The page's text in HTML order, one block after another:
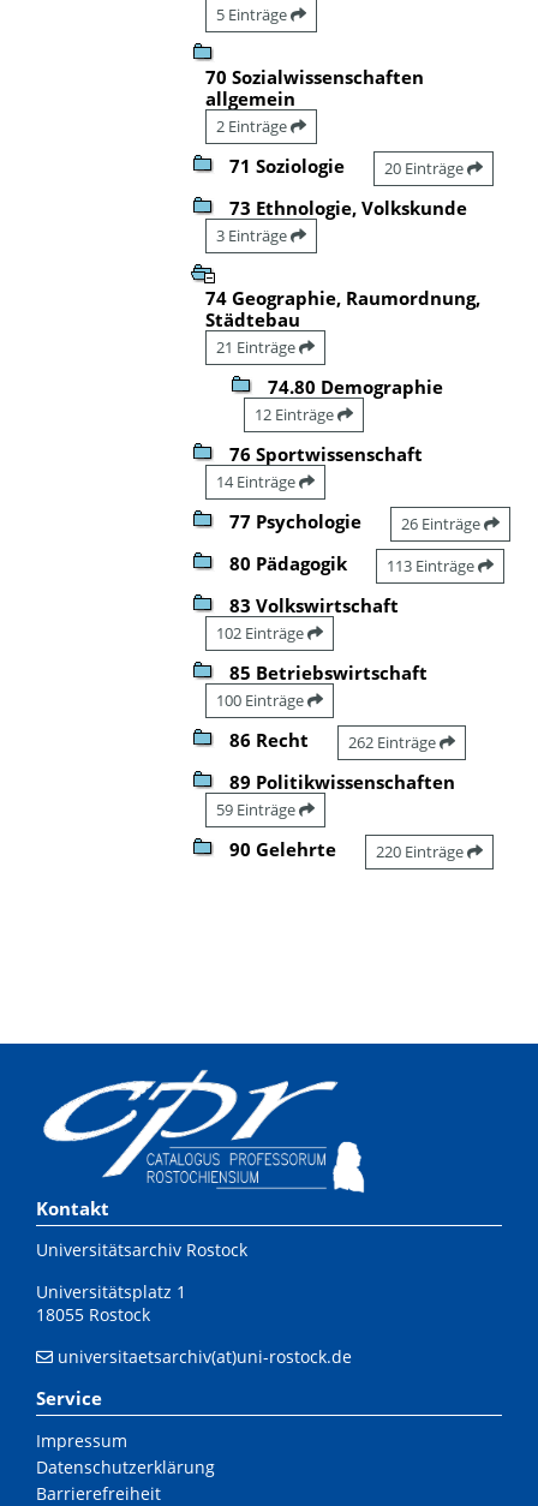
5 Einträge
70 Sozialwissenschaften
allgemein
2 Einträge
71 Soziologie 20 Einträge
73 Ethnologie, Volkskunde
3 Einträge
74 Geographie, Raumordnung,
Städtebau
21 Einträge
74.80 Demographie
12 Einträge
76 Sportwissenschaft
14 Einträge
77 Psychologie 26 Einträge
80 Pädagogik 113 Einträge
83 Volkswirtschaft
102 Einträge
85 Betriebswirtschaft
100 Einträge
86 Recht 262 Einträge
89 Politikwissenschaften
59 Einträge
90 Gelehrte 220 Einträge
Kontakt
Universitätsarchiv Rostock
Universitätsplatz 1
18055 Rostock
universitaetsarchiv(at)uni-rostock.de
Service
Impressum
Datenschutzerklärung
Barrierefreiheit